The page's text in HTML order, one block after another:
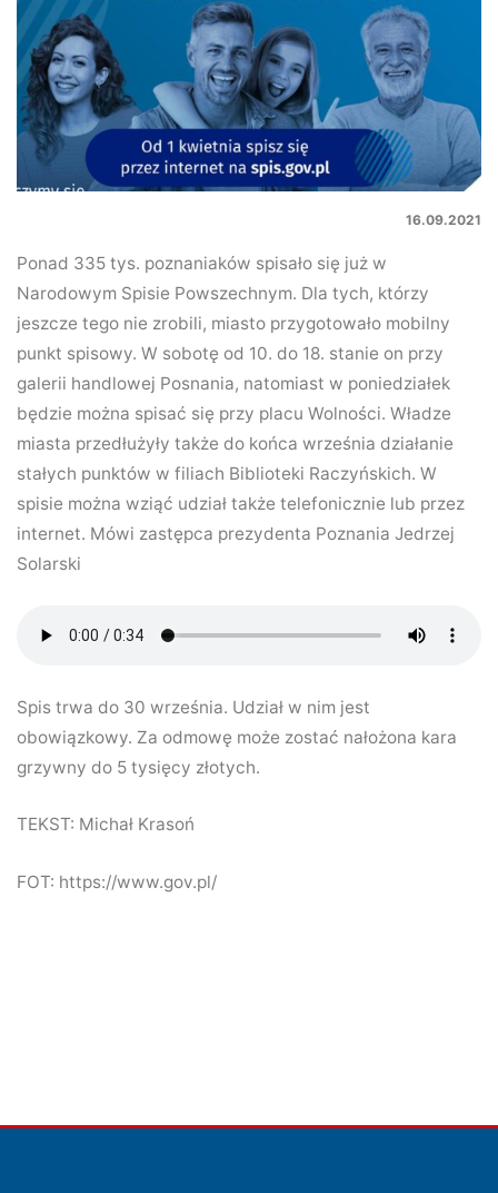
16.09.2021
Ponad 335 tys. poznaniaków spisało się już w
Narodowym Spisie Powszechnym. Dla tych, którzy
jeszcze tego nie zrobili, miasto przygotowało mobilny
punkt spisowy. W sobotę od 10. do 18. stanie on przy
galerii handlowej Posnania, natomiast w poniedziałek
będzie można spisać się przy placu Wolności. Władze
miasta przedłużyły także do końca września działanie
stałych punktów w filiach Biblioteki Raczyńskich. W
spisie można wziąć udział także telefonicznie lub przez
internet. Mówi zastępca prezydenta Poznania Jedrzej
Solarski
Spis trwa do 30 września. Udział w nim jest
obowiązkowy. Za odmowę może zostać nałożona kara
grzywny do 5 tysięcy złotych.
TEKST: Michał Krasoń
FOT: https://www.gov.pl/